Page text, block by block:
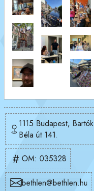
1115 Budapest, Bartók
Béla út 141.
OM: 035328
bethlen@bethlen.hu